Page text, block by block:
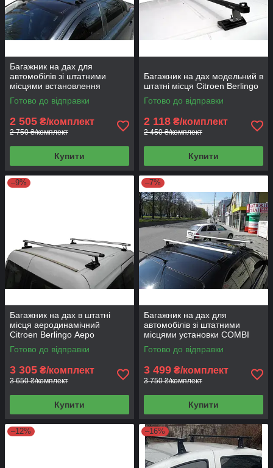
Багажник на дах для
автомобілів зі штатними
місцями встановлення
Camel-Combi
Готово до відправки
2 505 ₴/комплект
2 750 ₴/комплект
Купити
Багажник на дах модельний в
штатні місця Citroen Berlingo
Готово до відправки
2 118 ₴/комплект
2 450 ₴/комплект
Купити
–9%
Багажник на дах в штатні
місця аеродинамічний
Citroen Berlingo Аеро
Готово до відправки
3 305 ₴/комплект
3 650 ₴/комплект
Купити
–7%
Багажник на дах для
автомобілів зі штатними
місцями установки COMBI
AERO
Готово до відправки
3 499 ₴/комплект
3 750 ₴/комплект
Купити
–12% –16%